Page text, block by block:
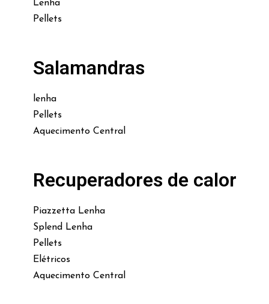
Lenha
Pellets
Salamandras
lenha
Pellets
Aquecimento Central
Recuperadores de calor
Piazzetta Lenha
Splend Lenha
Pellets
Elétricos
Aquecimento Central